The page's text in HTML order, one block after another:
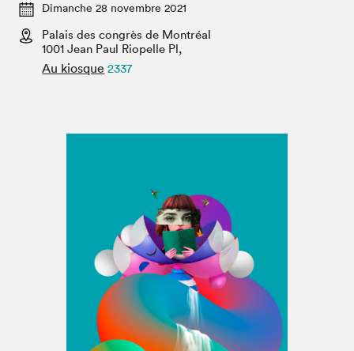
Espace exposant⋅e⋅s
Espace enseignant·e·s
Projets partenaires
Dimanche 28 novembre 2021
Palais des congrès de Montréal
1001 Jean Paul Riopelle Pl,
Au kiosque 2337